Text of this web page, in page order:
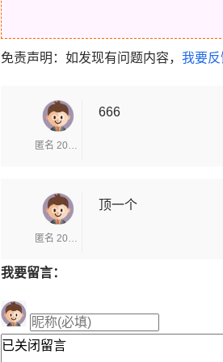
免责声明：如发现有问题内容， 我要反
匿名 2025-12-11
666
匿名 2025-12-11
顶一个
我要留言：